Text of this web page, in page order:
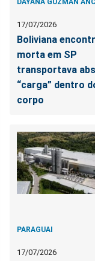
DAYANA GUZMAN
17/07/2026
Boliviana
morta em SP
transportava
“carga” dentro
corpo
PARAGUAI
17/07/2026